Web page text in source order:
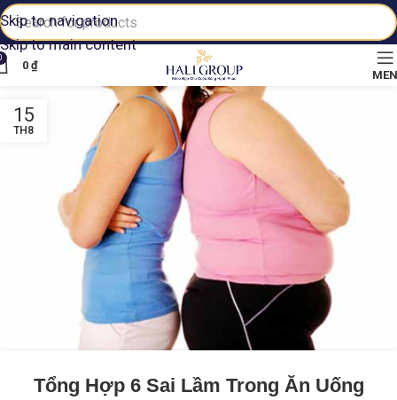
Skip to navigation
Skip to main content
0 ₫
15
TH8
Tổng Hợp 6 Sai Lầm Trong Ăn Uống